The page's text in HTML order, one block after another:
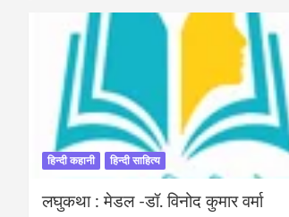
हिन्दी कहानी हिन्दी साहित्य
लघुकथा : मेडल -डॉ. विनोद कुमार वर्मा